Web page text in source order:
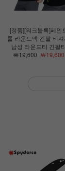
[정품][워크블록]페인
롤 라운드넥 긴팔 티셔
남성 라운드티 긴팔티
￦19,600￦19,600